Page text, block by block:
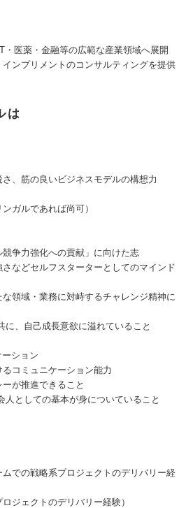
医薬・金融等の広範な産業領域へ展開
インプリメントのコンサルティングを提供
は
さ、筋の良いビジネスモデルの構想力
ガルであれば尚可）
競争力強化への貢献」に向けた志
さなどセルフスターターとしてのマインド
な領域・業務に対峙するチャレンジ精神に
に、自己成長意欲に溢れていること
ション
コミュニケーション能力
が推進できること
人としての基本が身についていること
ムでの戦略系プロジェクトのデリバリー経
ジェクトのデリバリー経験）